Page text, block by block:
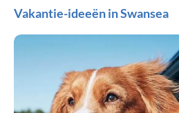
Vakantie-ideeën in Swansea